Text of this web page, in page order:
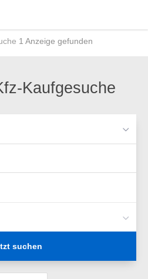
1 Anzeige gefunden
Kaufgesuche
suchen